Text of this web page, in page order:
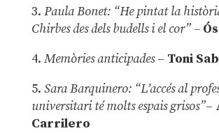
3. Paula Bonet: “He pintat la
Chirbes des dels budells i el cor” –
4. Memòries anticipades– Toni
5. Sara Barquinero: “L’accés al
universitari té molts espais grisos”–
Carrilero